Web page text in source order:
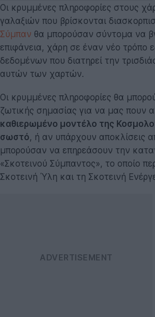
Οι κρυμμένες πληροφορίες στους
γαλαξιών που βρίσκονται
Σύμπαν θα μπορούσαν σύντομα να
επιφάνεια, χάρη σε έναν νέο τρόπο
δεδομένων που διατηρεί την
αυτών των χαρτών.
Οι κρυμμένες πληροφορίες θα
ζωτικής σημασίας για να μας πουν
καθιερωμένο μοντέλο της
σωστό, ή αν υπάρχουν αποκλίσεις
μπορούσαν να επηρεάσουν την
«Σκοτεινού Σύμπαντος», το οποίο
Σκοτεινή Ύλη και τη Σκοτεινή